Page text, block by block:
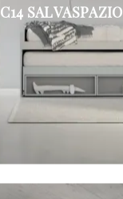
C14 SALVASPAZIO